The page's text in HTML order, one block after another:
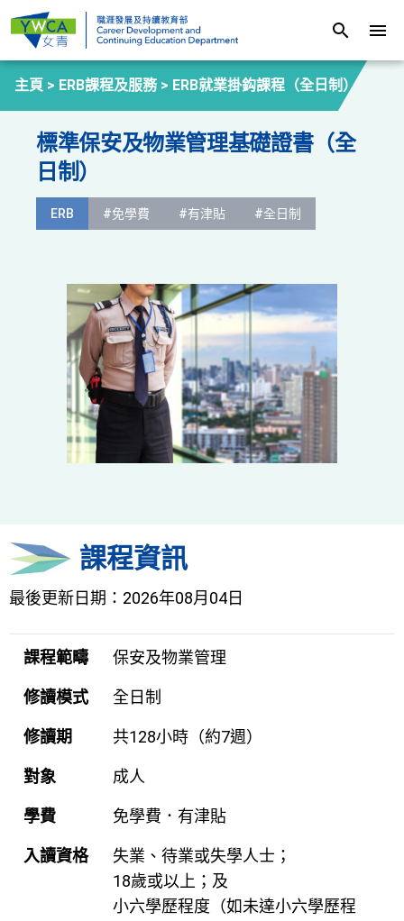
search menu
主頁 > ERB課程及服務 > ERB就業掛鈎課程（全日制）
標準保安及物業管理基礎證書（全
日制）
ERB #免學費 #有津貼 #全日制
課程資訊
最後更新日期：2026年08月04日
課程範疇 保安及物業管理
修讀模式 全日制
修讀期 共128小時（約7週）
對象 成人
學費 免學費．有津貼
入讀資格
失業、待業或失學人士；
18歲或以上；及
小六學歷程度（如未達小六學歷程